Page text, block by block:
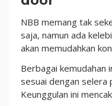
NBB memang tak
saja, namun ada
akan memudahkan
Berbagai kemudahan
sesuai dengan selera
Keunggulan ini